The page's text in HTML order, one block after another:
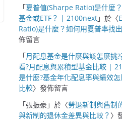
「夏普值(Sharpe Ratio)是什麼
基金或ETF？ | 2100next」於〈
Ratio)是什麼？如何用夏普率找
佈留言
「月配息基金是什麼與該怎麼挑
看?月配息與累積型基金比較 |
是什麼?基金年化配息率與績效
比較〉發佈留言
「張振豪」於〈勞退新制與舊制
與新制的退休金差異與比較？ 〉